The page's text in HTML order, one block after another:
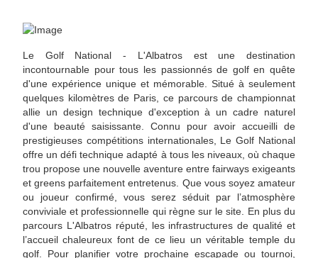
Le Golf National - L'Albatros est une destination
incontournable pour tous les passionnés de golf en quête
d'une expérience unique et mémorable. Situé à seulement
quelques kilomètres de Paris, ce parcours de championnat
allie un design technique d'exception à un cadre naturel
d'une beauté saisissante. Connu pour avoir accueilli de
prestigieuses compétitions internationales, Le Golf National
offre un défi technique adapté à tous les niveaux, où chaque
trou propose une nouvelle aventure entre fairways exigeants
et greens parfaitement entretenus. Que vous soyez amateur
ou joueur confirmé, vous serez séduit par l’atmosphère
conviviale et professionnelle qui règne sur le site. En plus du
parcours L'Albatros réputé, les infrastructures de qualité et
l’accueil chaleureux font de ce lieu un véritable temple du
golf. Pour planifier votre prochaine escapade ou tournoi,